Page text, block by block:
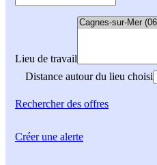
Lieu de travail
Distance autour du lieu choisi
Rechercherdes offres
Créer une alerte